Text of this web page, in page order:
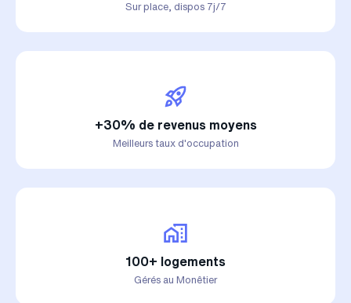
Sur place, dispos 7j/7
+30% de revenus moyens
Meilleurs taux d'occupation
100+ logements
Gérés au Monêtier